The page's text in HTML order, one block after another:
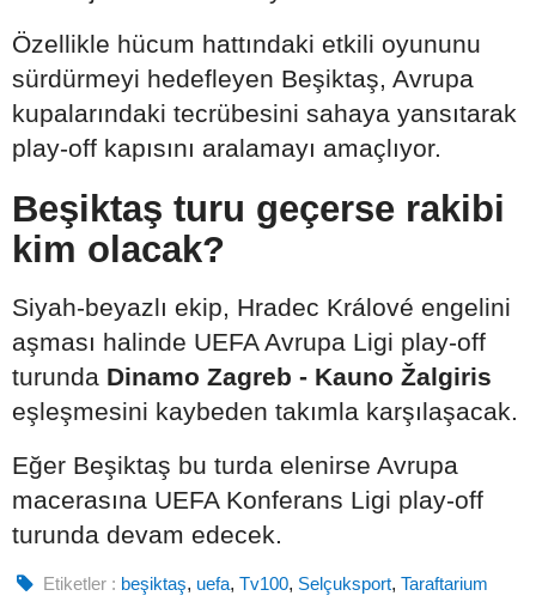
Özellikle hücum hattındaki etkili oyununu
sürdürmeyi hedefleyen Beşiktaş, Avrupa
kupalarındaki tecrübesini sahaya yansıtarak
play-off kapısını aralamayı amaçlıyor.
Beşiktaş turu geçerse rakibi
kim olacak?
Siyah-beyazlı ekip, Hradec Králové engelini
aşması halinde UEFA Avrupa Ligi play-off
turunda Dinamo Zagreb - Kauno Žalgiris
eşleşmesini kaybeden takımla karşılaşacak.
Eğer Beşiktaş bu turda elenirse Avrupa
macerasına UEFA Konferans Ligi play-off
turunda devam edecek.
Etiketler : beşiktaş, uefa,Tv100, Selçuksport,Taraftarium